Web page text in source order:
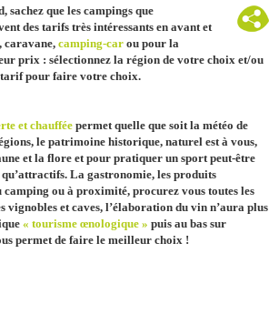
sachez que les campings que
des tarifs très intéressants en avant et
caravane,camping-car ou pour la
prix : sélectionnez la région de votre choix et/ou
tarif pour faire votre choix.
et chauffée permet quelle que soit la météo de
le patrimoine historique, naturel est à vous,
et la flore et pour pratiquer un sport peut-être
La gastronomie, les produits
camping ou à proximité, procurez vous toutes les
et caves, l’élaboration du vin n’aura plus
« tourisme œnologique » puis au bas sur
permet de faire le meilleur choix !